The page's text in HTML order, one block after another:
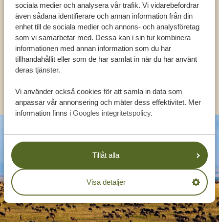
sociala medier och analysera vår trafik. Vi vidarebefordrar
även sådana identifierare och annan information från din
enhet till de sociala medier och annons- och analysföretag
som vi samarbetar med. Dessa kan i sin tur kombinera
informationen med annan information som du har
tillhandahållit eller som de har samlat in när du har använt
deras tjänster.
Vi använder också cookies för att samla in data som
anpassar vår annonsering och mäter dess effektivitet. Mer
information finns i Googles integritetspolicy.
Tillåt alla
Visa detaljer
FÅ PERSONLIG RÅDGIVNING FRÅN VÅRA
EXPERTER
SV:+31 174 788 108